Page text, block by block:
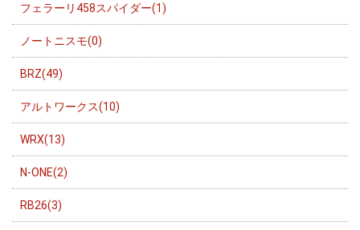
フェラーリ458スパイダー(1)
ノートニスモ(0)
BRZ(49)
アルトワークス(10)
WRX(13)
N-ONE(2)
RB26(3)